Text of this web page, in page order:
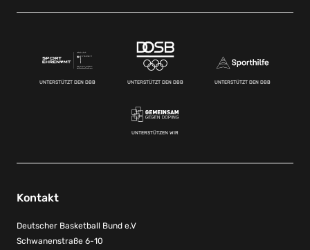
UNTERSTÜTZT DEN DBB UNTERSTÜTZT DEN DBB UNTERSTÜTZT DEN DBB
UNTERSTÜTZEN WIR
Kontakt
Deutscher Basketball Bund e.V
Schwanenstraße 6-10